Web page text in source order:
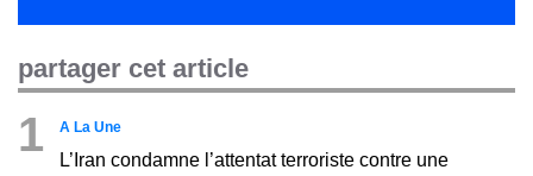
partager cet article
1 A La Une
L’Iran condamne l’attentat terroriste contre une